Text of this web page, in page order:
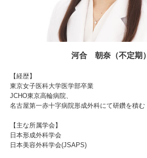
河合 朝奈（不定期）
【経歴】
東京女子医科大学医学部卒業
JCHO東京高輪病院、
名古屋第一赤十字病院形成外科にて研鑽を積む
【主な所属学会】
日本形成外科学会
日本美容外科学会(JSAPS)